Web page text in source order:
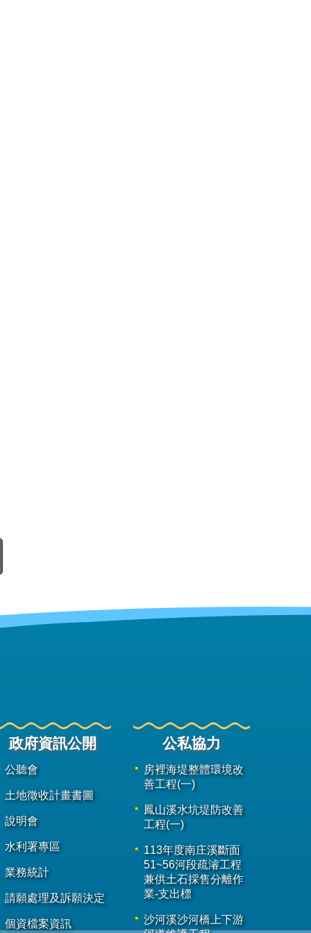
政府資訊公開
公聽會
土地徵收計畫書圖
說明會
水利署專區
業務統計
請願處理及訴願決定
個資檔案資訊
公私協力
房裡海堤整體環境改
善工程(一)
鳳山溪水坑堤防改善
工程(一)
113年度南庄溪斷面
51~56河段疏濬工程
兼供土石採售分離作
業-支出標
沙河溪沙河橋上下游